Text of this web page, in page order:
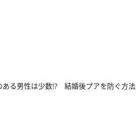
ある男性は少数!? 結婚後プアを防ぐ方法